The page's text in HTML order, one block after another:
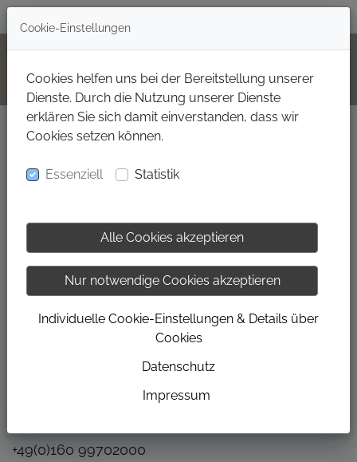
EVENT RESERVIEREN
Ihr Event verdient mehr als nur einen Raum.
Edle Tropfen, stilvolles Design und Raum für
unvergessliche Begegnungen.
Füllen Sie das Formular aus und wir werden uns
Events zu klären.
+49(0)160 99702000
Cookie-Einstellungen
Cookies helfen uns bei der Bereitstellung unserer
Dienste. Durch die Nutzung unserer Dienste
erklären Sie sich damit einverstanden, dass wir
Cookies setzen können.
Essenziell Statistik
Alle Cookies akzeptieren
Nur notwendige Cookies akzeptieren
Individuelle Cookie-Einstellungen & Details über
Cookies
Datenschutz
Impressum